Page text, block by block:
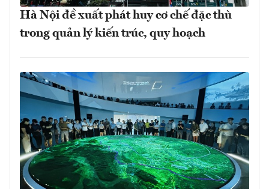
Hà Nội đề xuất phát huy cơ chế đặc thù
trong quản lý kiến trúc, quy hoạch